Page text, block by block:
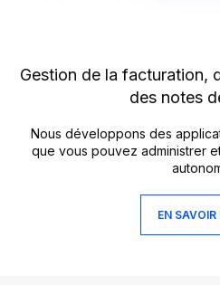
Gestion de la facturation,
des notes
Nous développons des
que vous pouvez administrer
EN SAVOIR